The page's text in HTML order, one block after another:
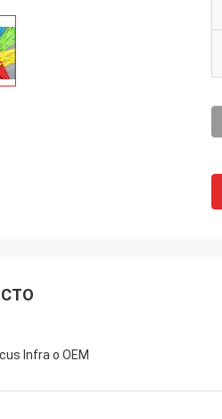
Infra o OEM